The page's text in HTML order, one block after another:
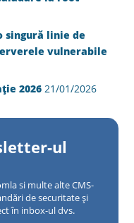
singură linie de
vulnerabile
2026 21/01/2026
ul
si multe alte CMS-
de securitate și
în inbox-ul dvs.